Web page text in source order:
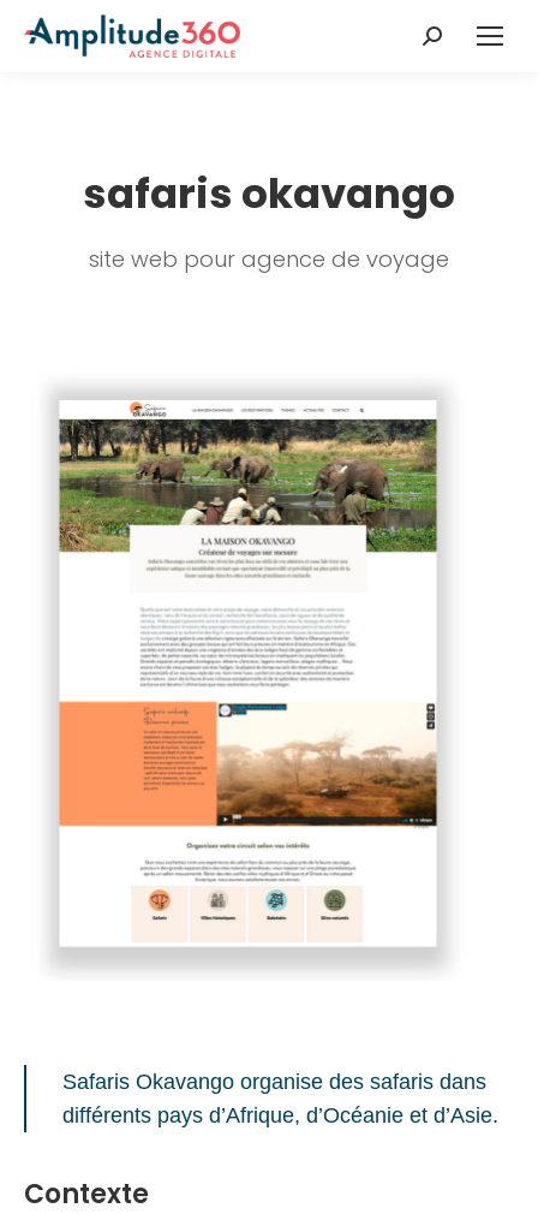
Recherche
safaris okavango
site web pour agence de voyage
Safaris Okavango organise des safaris dans
différents pays d’Afrique, d’Océanie et d’Asie.
Contexte